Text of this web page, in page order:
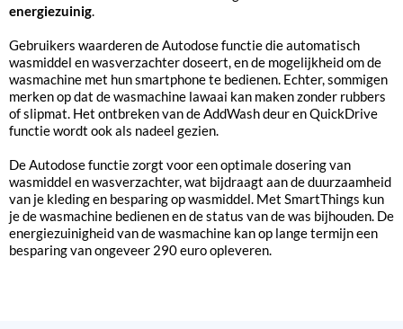
energiezuinig.
Gebruikers waarderen de Autodose functie die automatisch
wasmiddel en wasverzachter doseert, en de mogelijkheid om de
wasmachine met hun smartphone te bedienen. Echter, sommigen
merken op dat de wasmachine lawaai kan maken zonder rubbers
of slipmat. Het ontbreken van de AddWash deur en QuickDrive
functie wordt ook als nadeel gezien.
De Autodose functie zorgt voor een optimale dosering van
wasmiddel en wasverzachter, wat bijdraagt aan de duurzaamheid
van je kleding en besparing op wasmiddel. Met SmartThings kun
je de wasmachine bedienen en de status van de was bijhouden. De
energiezuinigheid van de wasmachine kan op lange termijn een
besparing van ongeveer 290 euro opleveren.